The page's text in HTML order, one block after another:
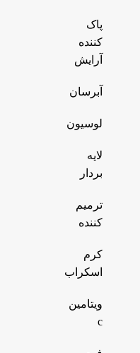
پاک
کننده
آرایش
آبرسان
لوسیون
لایه
بردار
ترمیم
کننده
کرم
اسکراب
ویتامین
c